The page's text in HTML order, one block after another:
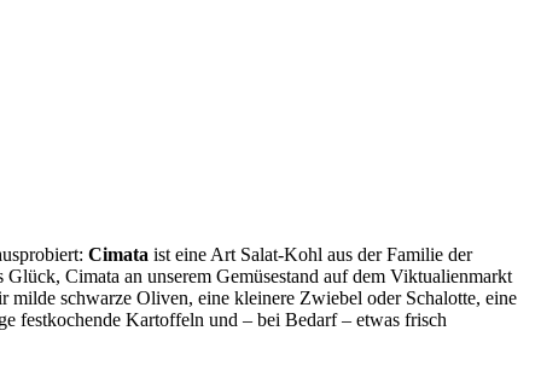
Cimata ist eine Art Salat-Kohl aus der Familie der
Glück, Cimata an unserem Gemüsestand auf dem Viktualienmarkt
milde schwarze Oliven, eine kleinere Zwiebel oder Schalotte, eine
festkochende Kartoffeln und – bei Bedarf – etwas frisch